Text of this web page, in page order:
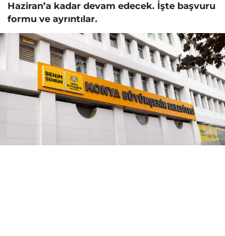
Haziran’a kadar devam edecek. İşte başvuru
formu ve ayrıntılar.